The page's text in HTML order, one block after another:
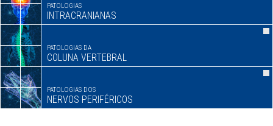
PATOLOGIAS
INTRACRANIANAS
PATOLOGIAS DA
COLUNA VERTEBRAL
PATOLOGIAS DOS
NERVOS PERIFÉRICOS